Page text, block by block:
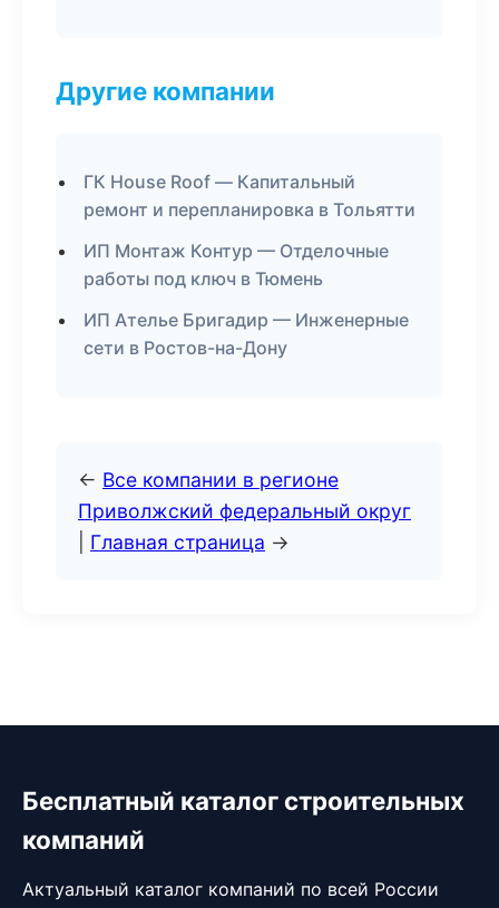
Другие компании
ГК House Roof — Капитальный
ремонт и перепланировка в Тольятти
ИП Монтаж Контур — Отделочные
работы под ключ в Тюмень
ИП Ателье Бригадир — Инженерные
сети в Ростов-на-Дону
← Все компании в регионе
Приволжский федеральный округ
Главная страница →
Бесплатный каталог строительных
компаний
Актуальный каталог компаний по всей России